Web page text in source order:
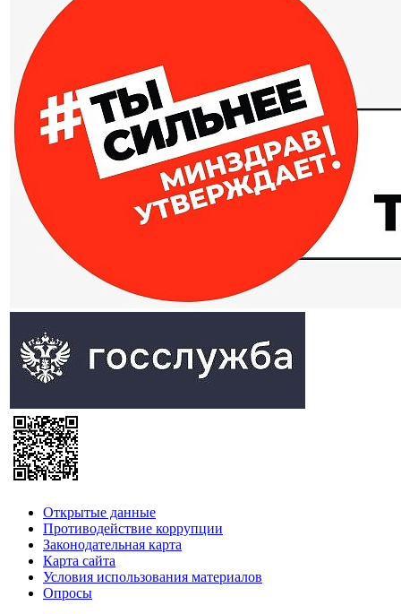
Открытые данные
Противодействие коррупции
Законодательная карта
Карта сайта
Условия использования материалов
Опросы